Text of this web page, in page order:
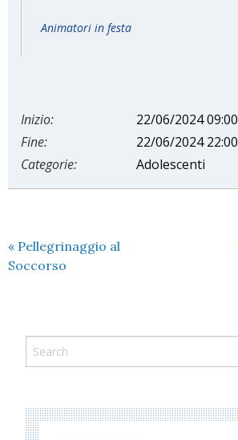
Animatori in festa
Inizio:
22/06/2024 09:00
Fine:
22/06/2024 22:00
Categorie:
Adolescenti
« Pellegrinaggio al
Soccorso